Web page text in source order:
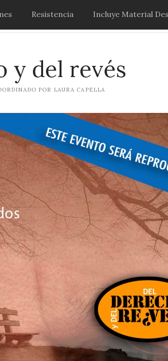
Resistencia Incluye Material
y del revés
POR LAURA CAPELLA